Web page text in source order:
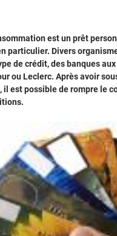
est un prêt
particulier. Divers
de crédit, des banques
ou Leclerc. Après avoir
il est possible de rompre le